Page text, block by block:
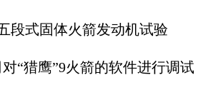
段式固体火箭发动机试验
对“猎鹰”9火箭的软件进行调试